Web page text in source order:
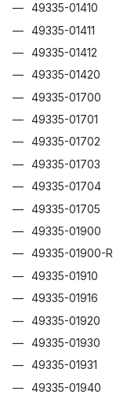
49335-01410
49335-01411
49335-01412
49335-01420
49335-01700
49335-01701
49335-01702
49335-01703
49335-01704
49335-01705
49335-01900
49335-01900-R
49335-01910
49335-01916
49335-01920
49335-01930
49335-01931
49335-01940